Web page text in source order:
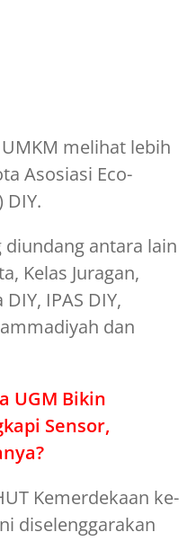
melihat lebih
Asosiasi Eco-
DIY.
diundang antara lain
Kelas Juragan,
IPAS DIY,
dan
UGM Bikin
Sensor,
Kemerdekaan ke-
diselenggarakan